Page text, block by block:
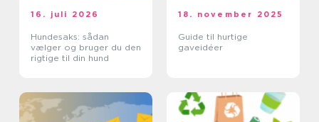
16. juli 2026
Hundesaks: sådan
vælger og bruger du den
rigtige til din hund
18. november 2025
Guide til hurtige
gaveidéer